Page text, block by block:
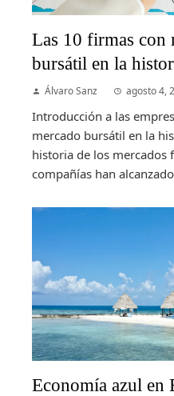
Las 10 firmas con
bursátil en la
Álvaro Sanz agosto 4,
Introducción a las
mercado bursátil en la
historia de los mercados
compañías han
Economía azul en